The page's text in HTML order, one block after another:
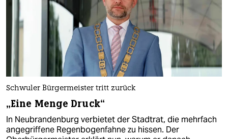
Schwuler Bürgermeister tritt zurück
„Eine Menge Druck“
In Neubrandenburg verbietet der Stadtrat, die mehrfach
angegriffene Regenbogenfahne zu hissen. Der